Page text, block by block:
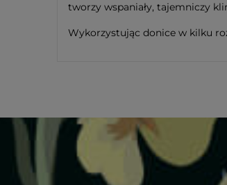
tworzy wspaniały, tajemniczy
Wykorzystując donice w kilku